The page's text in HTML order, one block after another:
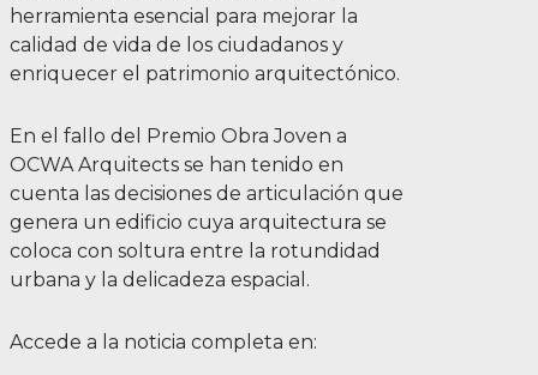
herramienta esencial para mejorar la
calidad de vida de los ciudadanos y
enriquecer el patrimonio arquitectónico.
En el fallo del Premio Obra Joven a
OCWA Arquitects se han tenido en
cuenta las decisiones de articulación que
genera un edificio cuya arquitectura se
coloca con soltura entre la rotundidad
urbana y la delicadeza espacial.
Accede a la noticia completa en: